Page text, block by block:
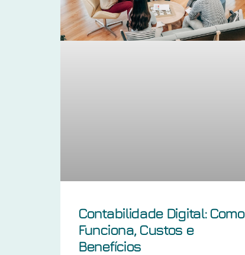
Contabilidade Digital: Como
Funciona, Custos e
Benefícios